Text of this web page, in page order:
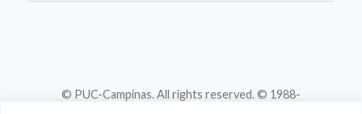
© PUC-Campinas. All rights reserved. © 1988-